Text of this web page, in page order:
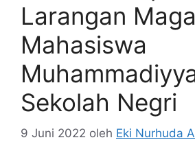
Larangan
Mahasiswa
Sekolah Negri
9 Juni 2022 oleh Eki Nurhuda